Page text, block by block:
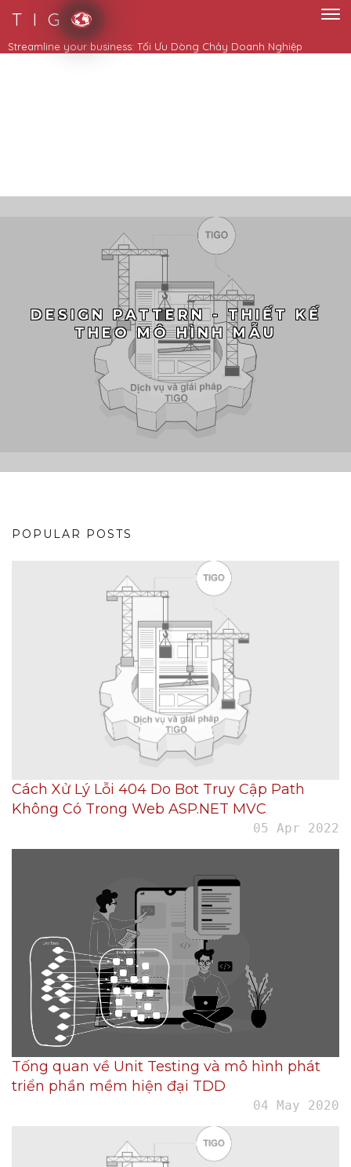
T I G
DESIGN PATTERN - THIẾT KẾ
THEO MÔ HÌNH MẪU
POPULAR POSTS
Cách Xử Lý Lỗi 404 Do Bot Truy Cập Path
Không Có Trong Web ASP.NET MVC
05 Apr 2022
Tống quan về Unit Testing và mô hình phát
triển phần mềm hiện đại TDD
04 May 2020